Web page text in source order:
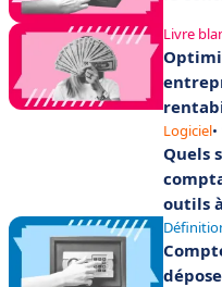
Livre
Logiciel
Quels
outils